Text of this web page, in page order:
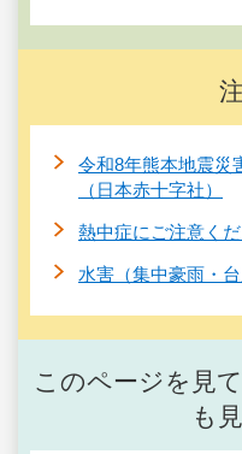
令和8年熊本地震災
（日本赤十字社）
熱中症にご注意く
水害（集中豪雨・
このページを見
も